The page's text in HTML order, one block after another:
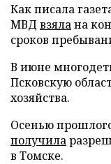
Как писала
МВД взялана
сроков
В июне
Псковскую
хозяйства.
Осенью
получила
в Томске.